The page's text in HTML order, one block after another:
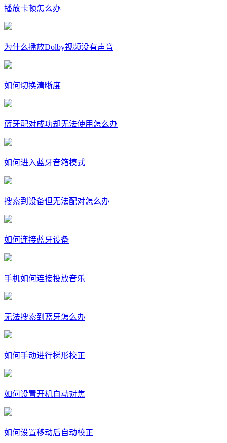
播放卡顿怎么办
为什么播放Dolby视频没有声音
如何切换清晰度
蓝牙配对成功却无法使用怎么办
如何进入蓝牙音箱模式
搜索到设备但无法配对怎么办
如何连接蓝牙设备
手机如何连接投放音乐
无法搜索到蓝牙怎么办
如何手动进行梯形校正
如何设置开机自动对焦
如何设置移动后自动校正